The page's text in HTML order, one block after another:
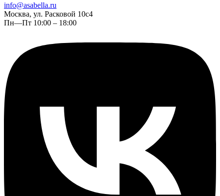
info@asabella.ru
Москва, ул. Расковой 10с4
Пн—Пт 10:00 – 18:00